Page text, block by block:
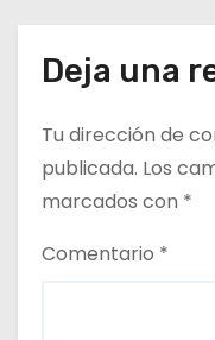
Deja una
Tu dirección de
publicada. Los
marcados con *
Comentario *